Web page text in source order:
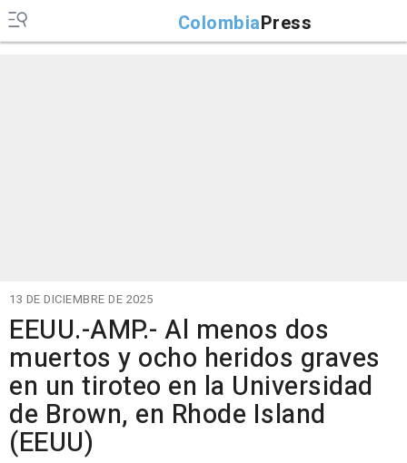
ColombiaPress
13 DE DICIEMBRE DE 2025
EEUU.-AMP.- Al menos dos
muertos y ocho heridos graves
en un tiroteo en la Universidad
de Brown, en Rhode Island
(EEUU)